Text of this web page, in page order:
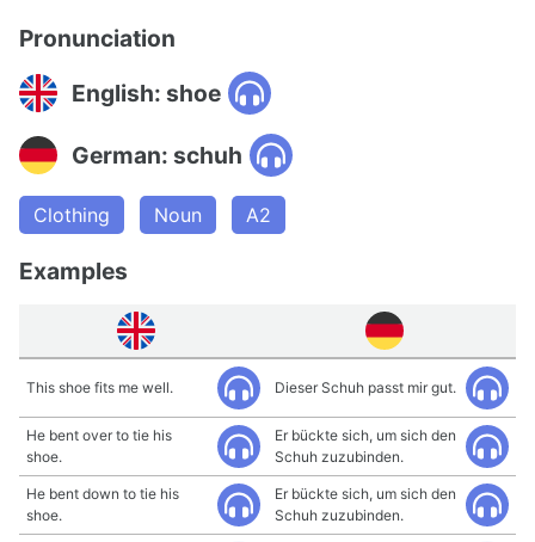
Pronunciation
English: shoe
German: schuh
Clothing Noun A2
Examples
This shoe fits me well. Dieser Schuh passt mir gut.
He bent over to tie his
shoe.
Er bückte sich, um sich den
Schuh zuzubinden.
He bent down to tie his
shoe.
Er bückte sich, um sich den
Schuh zuzubinden.